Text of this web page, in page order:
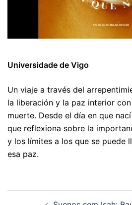
Universidade de Vigo
Un viaje a través del
la liberación y la paz interior
muerte. Desde el día en que
que reflexiona sobre la
y los límites a los que se puede
esa paz.